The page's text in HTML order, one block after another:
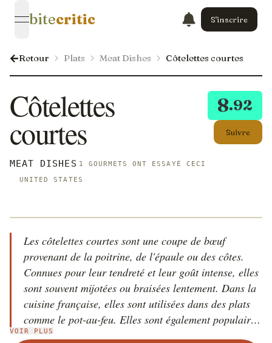
open navigation menu
bitecritic S'inscrire
Retour Plats Meat Dishes Côtelettes courtes
8.92
Suivre
Côtelettes
courtes
MEAT DISHES 1 GOURMETS ONT ESSAYÉ CECI
UNITED STATES
Les côtelettes courtes sont une coupe de bœuf
provenant de la poitrine, de l'épaule ou des côtes.
Connues pour leur tendreté et leur goût intense, elles
sont souvent mijotées ou braisées lentement. Dans la
cuisine française, elles sont utilisées dans des plats
comme le pot-au-feu. Elles sont également populaires
dans la cuisine coréenne sous le nom de 'Galbi',
VOIR PLUS